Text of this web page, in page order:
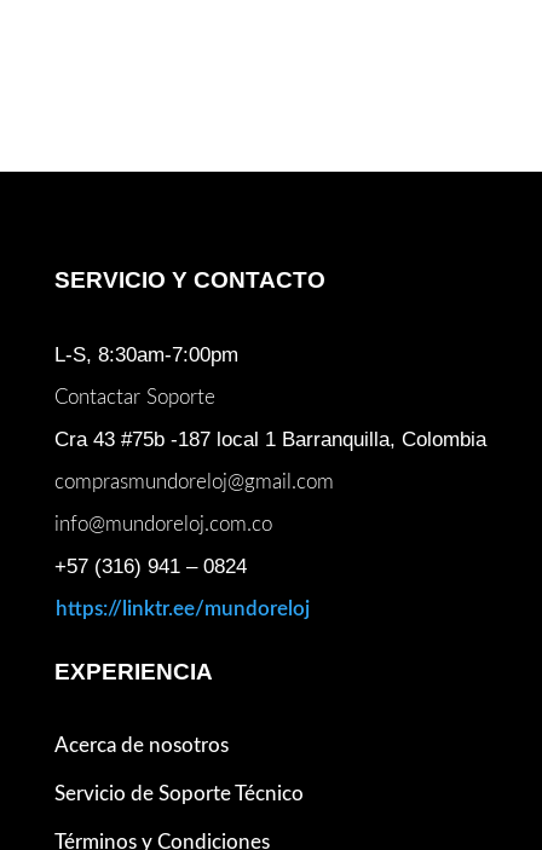
SERVICIO Y CONTACTO
L-S, 8:30am-7:00pm
Contactar Soporte
Cra 43 #75b -187 local 1 Barranquilla, Colombia
comprasmundoreloj@gmail.com
info@mundoreloj.com.co
+57 (316) 941 – 0824
https://linktr.ee/mundoreloj
EXPERIENCIA
Acerca de nosotros
Servicio de Soporte Técnico
Términos y Condiciones